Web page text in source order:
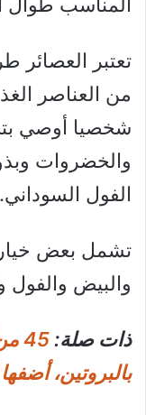
المناسب طوال
تعتبر العصائر
من العناصر
شخصيا أوصي
والخضروات
الفول السوداني.
تشمل بعض
والبيض
ذات صلة:
بالبروتين،